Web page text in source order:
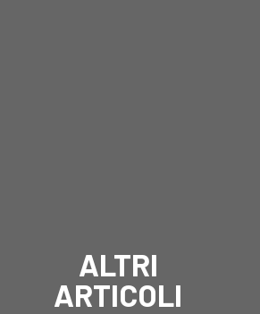
ALTRI
ARTICOLI